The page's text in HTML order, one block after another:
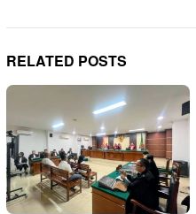
RELATED POSTS